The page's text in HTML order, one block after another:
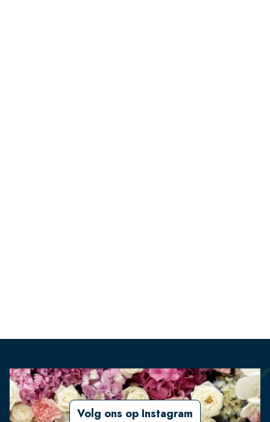
Volg ons op Instagram